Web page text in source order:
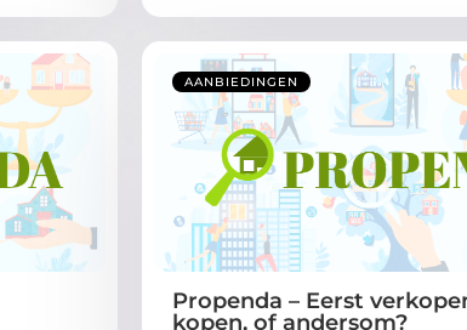
AANBIEDINGEN
Propenda – Eerst
kopen, of andersom?